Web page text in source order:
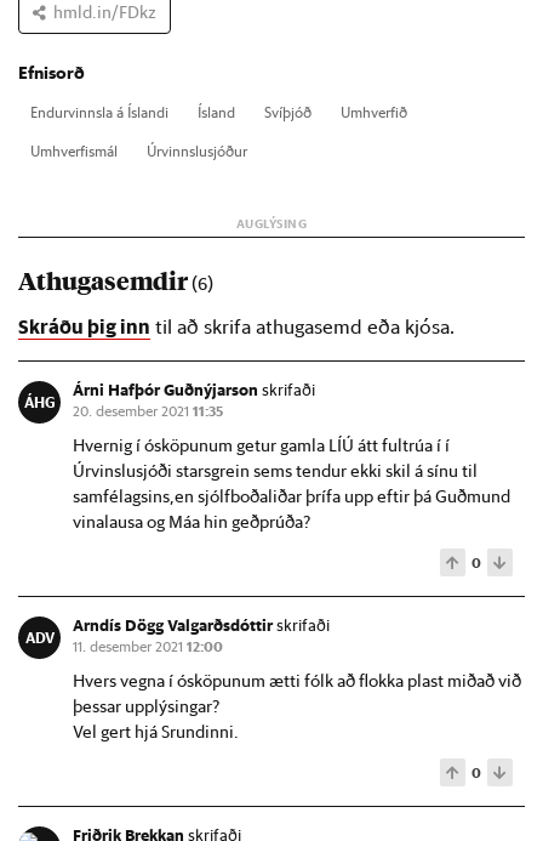
hmld.in/FDkz
Efnisorð
End­ur­vinnsla á Ís­landi Ís­land Sví­þjóð
Um­hverf­ið
Um­hverf­is­mál
Úr­vinnslu­sjóð­ur
Athugasemdir(6)
Skráðu þig inn til að skrifa athugasemd eða kjósa.
ÁHG
Árni Hafþór Guðnýjarson skrifaði
20. desember 2021 11:35
Hvernig í ósköpunum getur gamla LÍÚ átt fultrúa í í
Úrvinslusjóði starsgrein sems tendur ekki skil á sínu til
samfélagsins,en sjólfboðaliðar þrífa upp eftir þá Guðmund
vinalausa og Máa hin geðprúða?
0
ADV
Arndís Dögg Valgarðsdóttirskrifaði
11. desember 2021 12:00
Hvers vegna í ósköpunum ætti fólk að flokka plast miðað við
þessar upplýsingar?
Vel gert hjá Srundinni.
0
Friðrik Brekkan skrifaði